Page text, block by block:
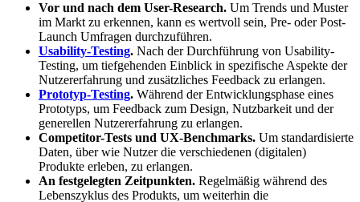
Vor und nach dem User-Research. Um Trends und Muster
im Markt zu erkennen, kann es wertvoll sein, Pre- oder Post-
Launch Umfragen durchzuführen.
Usability-Testing. Nach der Durchführung von Usability-
Testing, um tiefgehenden Einblick in spezifische Aspekte der
Nutzererfahrung und zusätzliches Feedback zu erlangen.
Prototyp-Testing. Während der Entwicklungsphase eines
Prototyps, um Feedback zum Design, Nutzbarkeit und der
generellen Nutzererfahrung zu erlangen.
Competitor-Tests und UX-Benchmarks. Um standardisierte
Daten, über wie Nutzer die verschiedenen (digitalen)
Produkte erleben, zu erlangen.
An festgelegten Zeitpunkten. Regelmäßig während des
Lebenszyklus des Produkts, um weiterhin die